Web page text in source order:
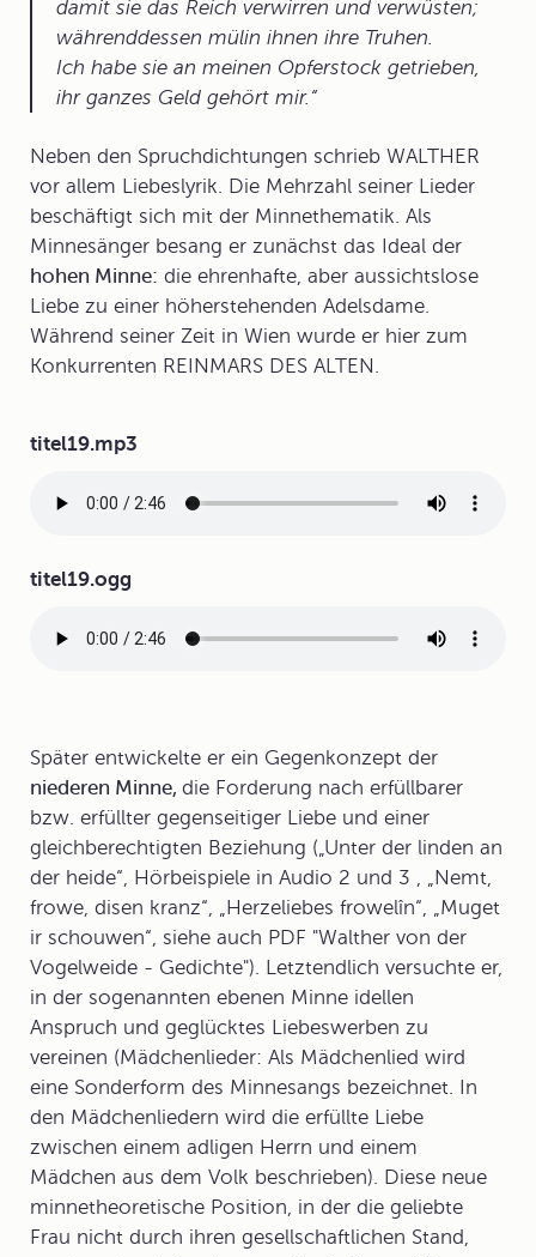
damit sie das Reich verwirren und verwüsten;
währenddessen mülin ihnen ihre Truhen.
Ich habe sie an meinen Opferstock getrieben,
ihr ganzes Geld gehört mir.
Neben den Spruchdichtungen schrieb WALTHER
vor allem Liebeslyrik. Die Mehrzahl seiner Lieder
beschäftigt sich mit der Minnethematik. Als
Minnesänger besang er zunächst das Ideal der
hohen Minne: die ehrenhafte, aber aussichtslose
Liebe zu einer höherstehenden Adelsdame.
Während seiner Zeit in Wien wurde er hier zum
Konkurrenten REINMARS DES ALTEN.
titel19.mp3
Audiodatei
titel19.ogg
Audiodatei
Später entwickelte er ein Gegenkonzept der
niederen Minne, die Forderung nach erfüllbarer
bzw. erfüllter gegenseitiger Liebe und einer
gleichberechtigten Beziehung („Unter der linden an
der heide“, Hörbeispiele in Audio 2 und 3 , „Nemt,
frowe, disen kranz“, „Herzeliebes frowelîn“, „Muget
ir schouwen“, siehe auch PDF "Walther von der
Vogelweide - Gedichte"). Letztendlich versuchte er,
in der sogenannten ebenen Minne idellen
Anspruch und geglücktes Liebeswerben zu
vereinen (Mädchenlieder: Als Mädchenlied wird
eine Sonderform des Minnesangs bezeichnet. In
den Mädchenliedern wird die erfüllte Liebe
zwischen einem adligen Herrn und einem
Mädchen aus dem Volk beschrieben). Diese neue
minnetheoretische Position, in der die geliebte
Frau nicht durch ihren gesellschaftlichen Stand,